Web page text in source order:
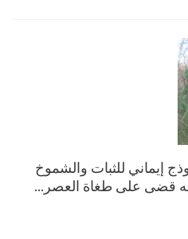
إيماني للثبات والشموخ
قضى على طغاة العصر…